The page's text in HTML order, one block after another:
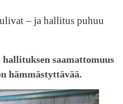
– ja hallitus puhuu
saamattomuus
hämmästyttävää.